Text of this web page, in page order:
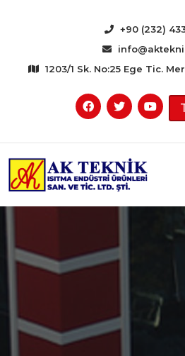
+90 (232)
1203/1 Sk. No:25 Ege Tic.